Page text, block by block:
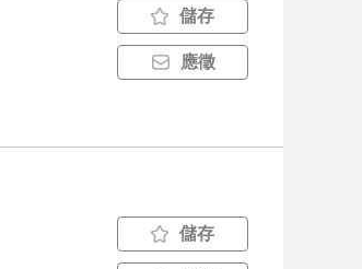
儲存
應徵
儲存